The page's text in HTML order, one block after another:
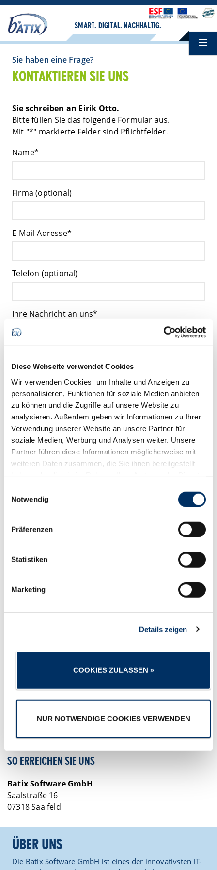
Diese Webseite verwendet Cookies
Wir verwenden Cookies, um Inhalte und Anzeigen zu
personalisieren, Funktionen für soziale Medien anbieten
zu können und die Zugriffe auf unsere Website zu
analysieren. Außerdem geben wir Informationen zu Ihrer
Verwendung unserer Website an unsere Partner für
soziale Medien, Werbung und Analysen weiter. Unsere
Partner führen diese Informationen möglicherweise mit
weiteren Daten zusammen, die Sie ihnen bereitgestellt
Notwendig
Präferenzen
Statistiken
Marketing
Details zeigen
COOKIES ZULASSEN »
NUR NOTWENDIGE COOKIES VERWENDEN
SMART. DIGITAL. NACHHALTIG.
Sie haben eine Frage?
KONTAKTIEREN SIE UNS
Sie schreiben an Eirik Otto.
Bitte füllen Sie das folgende Formular aus.
Mit "*" markierte Felder sind Pflichtfelder.
Name*
Firma (optional)
E-Mail-Adresse*
Telefon (optional)
Ihre Nachricht an uns*
Wie dürfen wir Sie kontaktieren?
Per E-Mail
Per Telefon
Wir möchten Sie gern individuell informieren
und beraten. Deshalb bitten wir Sie, der
werden diese vertrauensvoll behandeln.
Customer Connect 2026: Zweite Auflage bei Batix
Scholl-Schule läuft für „Schulen gegen den Hunger"
Zukunftsfestival Halle: Kooperation braucht Kontroverse –
SO ERREICHEN SIE UNS
Batix Software GmbH
Saalstraße 16
07318 Saalfeld
ÜBER UNS
Die Batix Software GmbH ist eines der innovativsten IT-